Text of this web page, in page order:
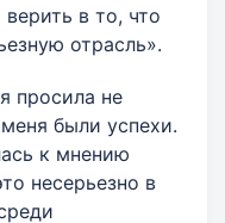
в то, что
отрасль».
просила не
были успехи.
к мнению
несерьезно в